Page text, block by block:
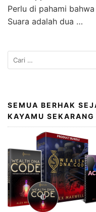
Perlu di pahami
Suara adalah dua …
SEMUA BERHAK
KAYAMU SEKARANG